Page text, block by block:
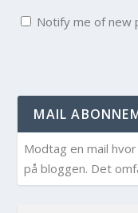
Notify me of new
MAIL
Modtag en mail
på bloggen. Det